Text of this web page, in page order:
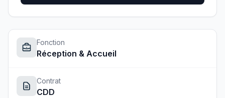
Fonction
Réception & Accueil
Contrat
CDD